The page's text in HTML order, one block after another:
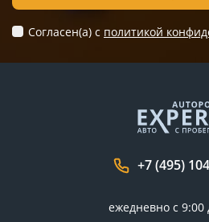
Согласен(а) c политикой
+7 (495)
ежедневно с 9:00